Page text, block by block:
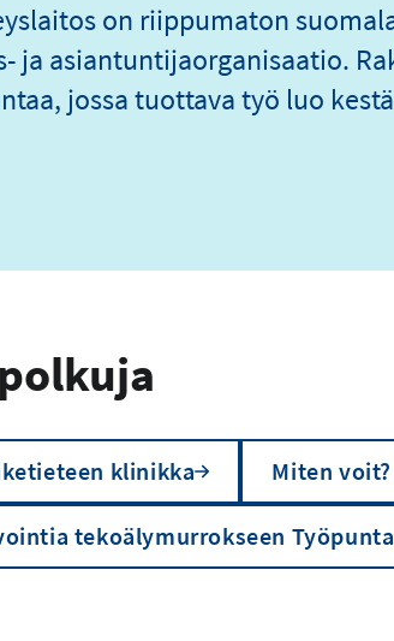
on riippumaton
ja asiantuntijaorganisaatio.
jossa tuottava työ luo
klinikka Miten
tekoälymurrokseen